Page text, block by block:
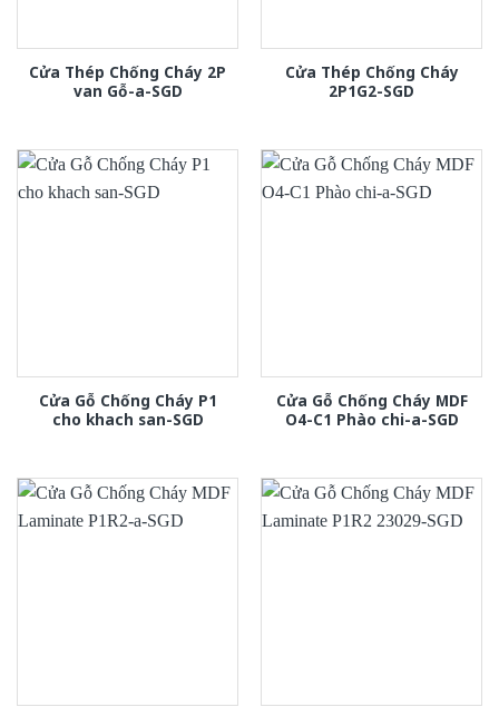
Cửa Thép Chống Cháy 2P
van Gỗ-a-SGD
Cửa Thép Chống Cháy
2P1G2-SGD
Cửa Gỗ Chống Cháy P1
cho khach san-SGD
Cửa Gỗ Chống Cháy MDF
O4-C1 Phào chi-a-SGD